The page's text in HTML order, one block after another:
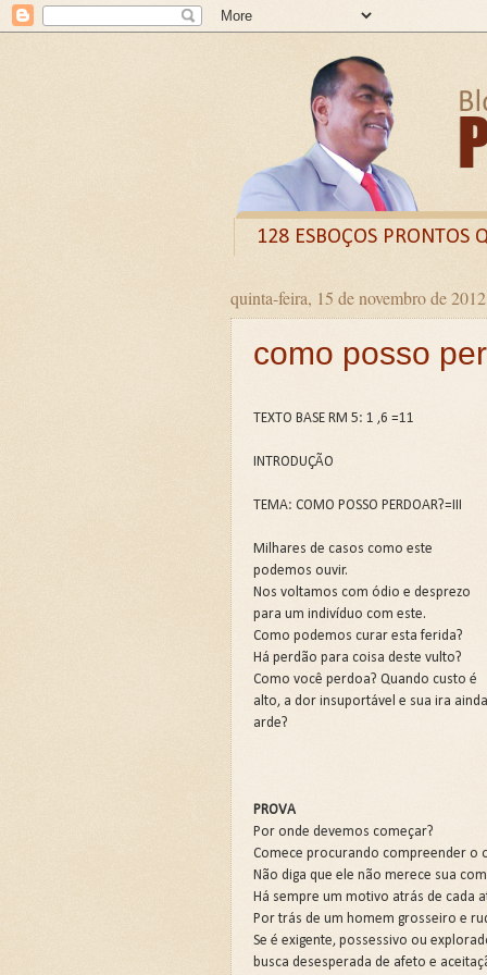
128 ESBOÇOS PRONTOS
Odysee
Livro X
CURSO DE FORMAÇÃO
Guia prático: Como
O QUE A BÍBLIA DIZ
💍CASAMENTO SEM
💍CASAMENTO SEM
JARDIM SEM CERCA:
REVELANDO O
Curso: Teologia Bíblica
Curso Completo: Teologia
Curso: Ezequiel: A
Curso: Êxodo: A Jornada
Curso: Teologia Bíblica
Curso: Quando a Glória
Curso Completo: Teologia
📚SETE ERROS QUE O
A Fé Define seus Limites
quinta-feira, 15 de novembro de 2012
como posso
TEXTO BASE RM 5: 1 ,6 =11
INTRODUÇÃO
TEMA: COMO POSSO PERDOAR?=III
Milhares de casos como este
podemos ouvir.
Nos voltamos com ódio e desprezo
para um indivíduo com este.
Como podemos curar esta ferida?
Há perdão para coisa deste vulto?
Como você perdoa? Quando custo é
alto, a dor insuportável e sua ira ainda
arde?
PROVA
Por onde devemos começar?
Comece procurando compreender o
Não diga que ele não merece sua
Há sempre um motivo atrás de cada
Por trás de um homem grosseiro e
Se é exigente, possessivo ou
busca desesperada de afeto e